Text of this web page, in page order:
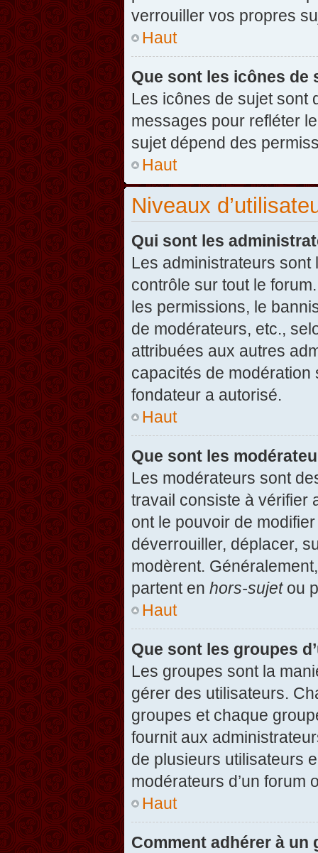
verrouiller vos propres
Haut
Que sont les icônes de
Les icônes de sujet sont
messages pour refléter
sujet dépend des
Haut
Niveaux
Qui sont les
Les administrateurs
contrôle sur tout le
les permissions, le
de modérateurs, etc.,
attribuées aux autres
capacités de modération
fondateur a autorisé.
Haut
Que sont les
Les modérateurs sont
travail consiste à vérifier
ont le pouvoir de
déverrouiller, déplacer,
modèrent.
partent en hors-sujetou
Haut
Que sont les groupes
Les groupes sont la
gérer des utilisateurs.
groupes et chaque
fournit aux
de plusieurs utilisateurs
modérateurs d’un forum
Haut
Comment adhérer à un